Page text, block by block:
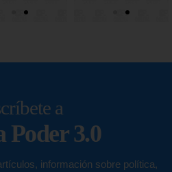
a
Poder 3.0
información sobre política,